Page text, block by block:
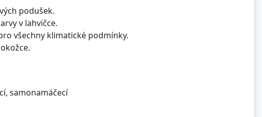
podušek.
v lahvičce.
všechny klimatické podmínky.
samonamáčecí